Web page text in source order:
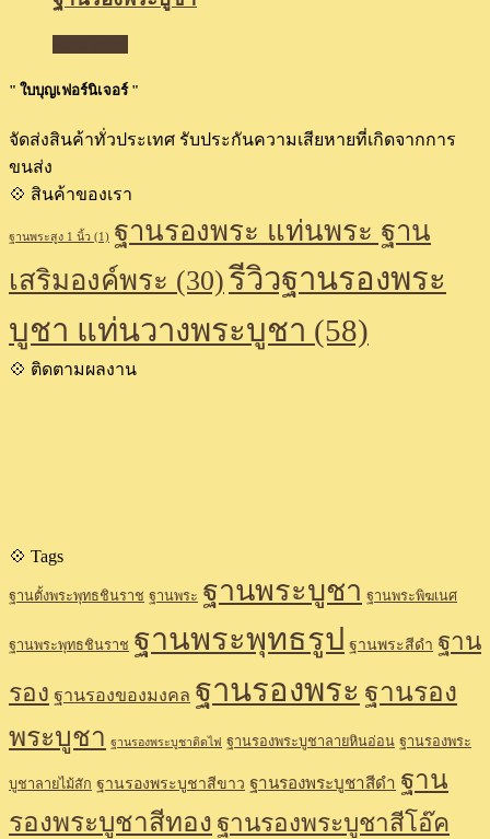
" ใบบุญเฟอร์นิเจอร์ "
จัดส่งสินค้าทั่วประเทศ รับประกันความเสียหายที่เกิดจากการ
ขนส่ง
💠 สินค้าของเรา
ฐานพระสูง 1 นิ้ว (1) ฐานรองพระ แท่นพระ ฐาน
เสริมองค์พระ (30)รีวิวฐานรองพระ
บูชา แท่นวางพระบูชา (58)
💠 ติดตามผลงาน
💠 Tags
ฐานตั้งพระพุทธชินราช ฐานพระ ฐานพระบูชา ฐานพระพิฆเนศ
ฐานพระพุทธชินราช ฐานพระพุทธรูป ฐานพระสีดำ ฐาน
รอง ฐานรองของมงคล ฐานรองพระ ฐานรอง
พระบูชา ฐานรองพระบูชาติดไฟ ฐานรองพระบูชาลายหินอ่อน ฐานรองพระ
บูชาลายไม้สัก ฐานรองพระบูชาสีขาว ฐานรองพระบูชาสีดำ ฐาน
รองพระบูชาสีทอง ฐานรองพระบูชาสีโอ๊ค